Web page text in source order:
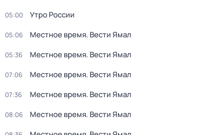
05:00 Утро России
05:06 Местное время. Вести Ямал
05:36 Местное время. Вести Ямал
07:06 Местное время. Вести Ямал
07:36 Местное время. Вести Ямал
08:06 Местное время. Вести Ямал